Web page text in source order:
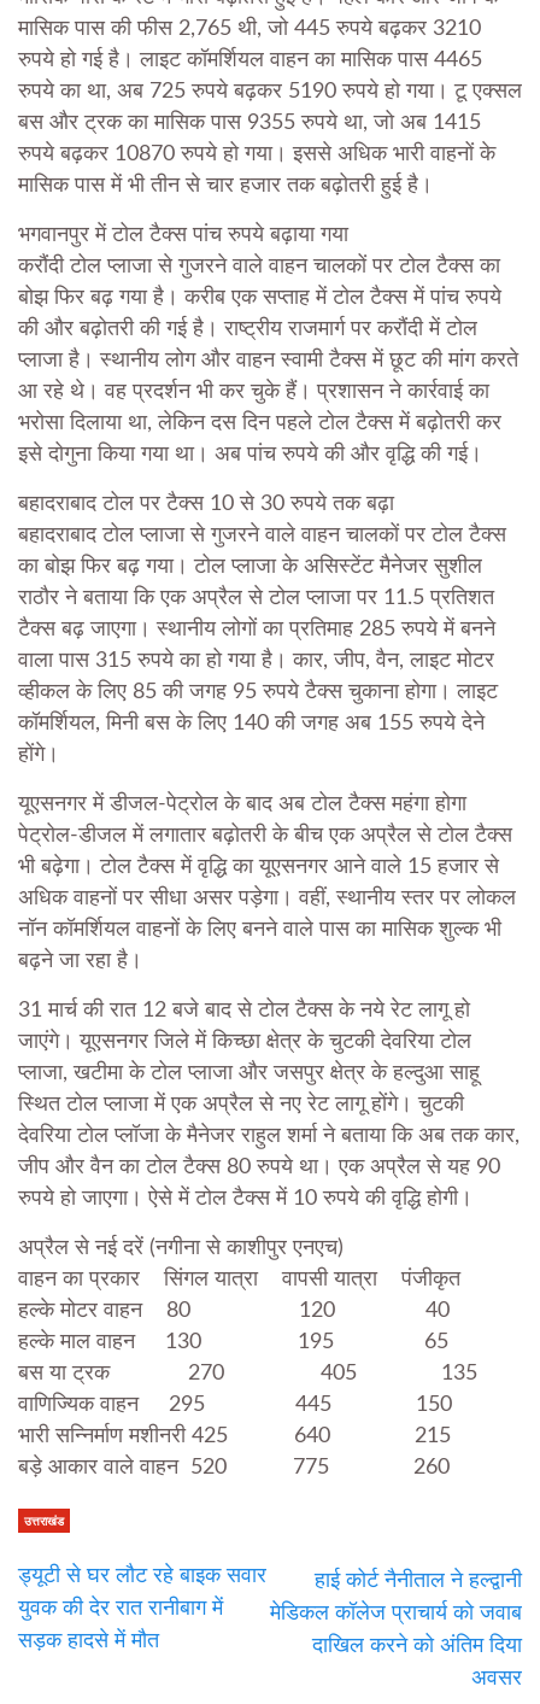
मासिक पास की फीस 2,765 थी, जो 445 रुपये बढ़कर 3210
रुपये हो गई है। लाइट कॉमर्शियल वाहन का मासिक पास 4465
रुपये का था, अब 725 रुपये बढ़कर 5190 रुपये हो गया। टू एक्सल
बस और ट्रक का मासिक पास 9355 रुपये था, जो अब 1415
रुपये बढ़कर 10870 रुपये हो गया। इससे अधिक भारी वाहनों के
मासिक पास में भी तीन से चार हजार तक बढ़ोतरी हुई है।
भगवानपुर में टोल टैक्स पांच रुपये बढ़ाया गया
करौंदी टोल प्लाजा से गुजरने वाले वाहन चालकों पर टोल टैक्स का
बोझ फिर बढ़ गया है। करीब एक सप्ताह में टोल टैक्स में पांच रुपये
की और बढ़ोतरी की गई है। राष्ट्रीय राजमार्ग पर करौंदी में टोल
प्लाजा है। स्थानीय लोग और वाहन स्वामी टैक्स में छूट की मांग करते
आ रहे थे। वह प्रदर्शन भी कर चुके हैं। प्रशासन ने कार्रवाई का
भरोसा दिलाया था, लेकिन दस दिन पहले टोल टैक्स में बढ़ोतरी कर
इसे दोगुना किया गया था। अब पांच रुपये की और वृद्धि की गई।
बहादराबाद टोल पर टैक्स 10 से 30 रुपये तक बढ़ा
बहादराबाद टोल प्लाजा से गुजरने वाले वाहन चालकों पर टोल टैक्स
का बोझ फिर बढ़ गया। टोल प्लाजा के असिस्टेंट मैनेजर सुशील
राठौर ने बताया कि एक अप्रैल से टोल प्लाजा पर 11.5 प्रतिशत
टैक्स बढ़ जाएगा। स्थानीय लोगों का प्रतिमाह 285 रुपये में बनने
वाला पास 315 रुपये का हो गया है। कार, जीप, वैन, लाइट मोटर
व्हीकल के लिए 85 की जगह 95 रुपये टैक्स चुकाना होगा। लाइट
कॉमर्शियल, मिनी बस के लिए 140 की जगह अब 155 रुपये देने
होंगे।
यूएसनगर में डीजल-पेट्रोल के बाद अब टोल टैक्स महंगा होगा
पेट्रोल-डीजल में लगातार बढ़ोतरी के बीच एक अप्रैल से टोल टैक्स
भी बढ़ेगा। टोल टैक्स में वृद्धि का यूएसनगर आने वाले 15 हजार से
अधिक वाहनों पर सीधा असर पड़ेगा। वहीं, स्थानीय स्तर पर लोकल
नॉन कॉमर्शियल वाहनों के लिए बनने वाले पास का मासिक शुल्क भी
बढ़ने जा रहा है।
31 मार्च की रात 12 बजे बाद से टोल टैक्स के नये रेट लागू हो
जाएंगे। यूएसनगर जिले में किच्छा क्षेत्र के चुटकी देवरिया टोल
प्लाजा, खटीमा के टोल प्लाजा और जसपुर क्षेत्र के हल्दुआ साहू
स्थित टोल प्लाजा में एक अप्रैल से नए रेट लागू होंगे। चुटकी
देवरिया टोल प्लॉजा के मैनेजर राहुल शर्मा ने बताया कि अब तक कार,
जीप और वैन का टोल टैक्स 80 रुपये था। एक अप्रैल से यह 90
रुपये हो जाएगा। ऐसे में टोल टैक्स में 10 रुपये की वृद्धि होगी।
अप्रैल से नई दरें (नगीना से काशीपुर एनएच)
वाहन का प्रकार सिंगल यात्रा वापसी यात्रा पंजीकृत
हल्के मोटर वाहन 80 120 40
हल्के माल वाहन 130 195 65
बस या ट्रक 270 405 135
वाणिज्यिक वाहन 295 445 150
भारी सन्निर्माण मशीनरी 425 640 215
बड़े आकार वाले वाहन 520 775 260
उत्तराखंड
ड्यूटी से घर लौट रहे बाइक सवार
युवक की देर रात रानीबाग में
सड़क हादसे में मौत
हाई कोर्ट नैनीताल ने हल्द्वानी
मेडिकल कॉलेज प्राचार्य को जवाब
दाखिल करने को अंतिम दिया
अवसर